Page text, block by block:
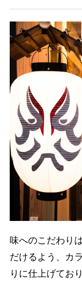
味へのこだわり
だけるよう、カ
りに仕上げてお